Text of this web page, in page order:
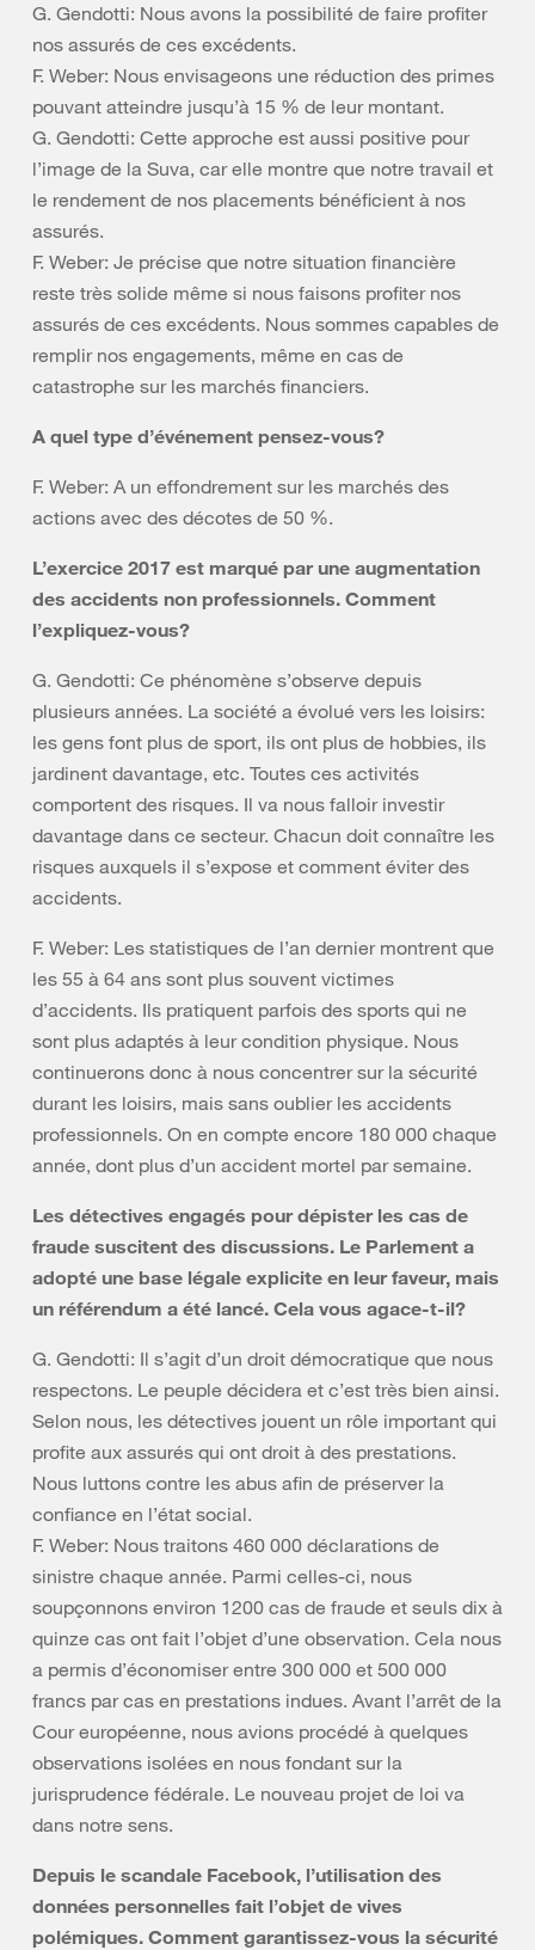
G. Gendotti: Nous avons la possibilité de faire profiter
nos assurés de ces excédents.
F. Weber: Nous envisageons une réduction des primes
pouvant atteindre jusqu’à 15 % de leur montant.
G. Gendotti: Cette approche est aussi positive pour
l’image de la Suva, car elle montre que notre travail et
le rendement de nos placements bénéficient à nos
assurés.
F. Weber: Je précise que notre situation financière
reste très solide même si nous faisons profiter nos
assurés de ces excédents. Nous sommes capables de
remplir nos engagements, même en cas de
catastrophe sur les marchés financiers.
A quel type d’événement pensez-vous?
F. Weber: A un effondrement sur les marchés des
actions avec des décotes de 50 %.
L’exercice 2017 est marqué par une augmentation
des accidents non professionnels. Comment
l’expliquez-vous?
G. Gendotti: Ce phénomène s’observe depuis
plusieurs années. La société a évolué vers les loisirs:
les gens font plus de sport, ils ont plus de hobbies, ils
jardinent davantage, etc. Toutes ces activités
comportent des risques. Il va nous falloir investir
davantage dans ce secteur. Chacun doit connaître les
risques auxquels il s’expose et comment éviter des
accidents.
F. Weber: Les statistiques de l’an dernier montrent que
les 55 à 64 ans sont plus souvent victimes
d’accidents. Ils pratiquent parfois des sports qui ne
sont plus adaptés à leur condition physique. Nous
continuerons donc à nous concentrer sur la sécurité
durant les loisirs, mais sans oublier les accidents
professionnels. On en compte encore 180 000 chaque
année, dont plus d’un accident mortel par semaine.
Les détectives engagés pour dépister les cas de
fraude suscitent des discussions. Le Parlement a
adopté une base légale explicite en leur faveur, mais
un référendum a été lancé. Cela vous agace-t-il?
G. Gendotti: Il s’agit d’un droit démocratique que nous
respectons. Le peuple décidera et c’est très bien ainsi.
Selon nous, les détectives jouent un rôle important qui
profite aux assurés qui ont droit à des prestations.
Nous luttons contre les abus afin de préserver la
confiance en l’état social.
F. Weber: Nous traitons 460 000 déclarations de
sinistre chaque année. Parmi celles-ci, nous
soupçonnons environ 1200 cas de fraude et seuls dix à
quinze cas ont fait l’objet d’une observation. Cela nous
a permis d’économiser entre 300 000 et 500 000
francs par cas en prestations indues. Avant l’arrêt de la
Cour européenne, nous avions procédé à quelques
observations isolées en nous fondant sur la
jurisprudence fédérale. Le nouveau projet de loi va
dans notre sens.
Depuis le scandale Facebook, l’utilisation des
données personnelles fait l’objet de vives
polémiques. Comment garantissez-vous la sécurité